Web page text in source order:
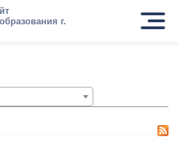
г.